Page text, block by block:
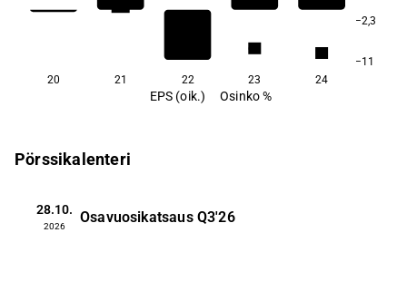
−2,3
−11
11,5
20 21 22 23 24
EPS (oik.) Osinko %
Pörssikalenteri
28.10.
2026
Osavuosikatsaus Q3'26